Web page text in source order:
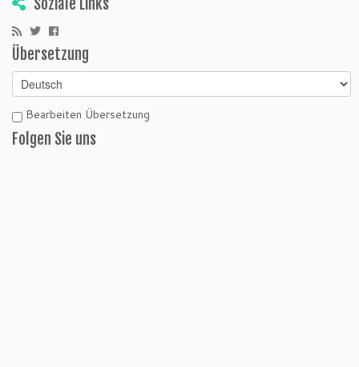
Soziale Links
Übersetzung
Bearbeiten Übersetzung
Folgen Sie uns